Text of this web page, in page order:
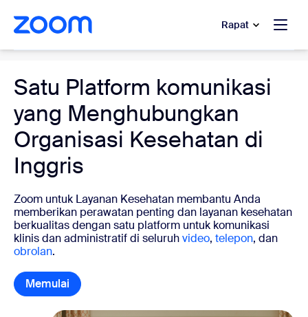
ke konten utama
percakapan bantuan Rapat
Satu Platform komunikasi
yang Menghubungkan
Organisasi Kesehatan di
Inggris
Zoom untuk Layanan Kesehatan membantu Anda
memberikan perawatan penting dan layanan kesehatan
berkualitas dengan satu platform untuk komunikasi
klinis dan administratif di seluruhvideo, telepon, dan
obrolan.
Memulai